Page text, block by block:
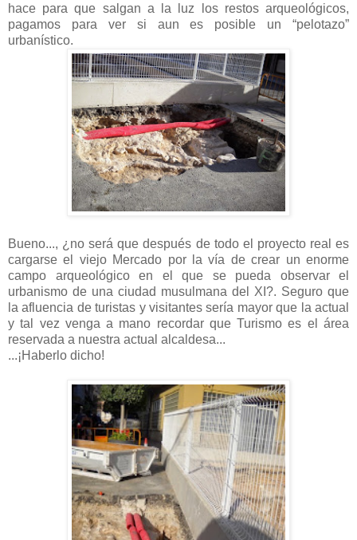
hace para que salgan a la luz los restos arqueológicos,
pagamos para ver si aun es posible un “pelotazo”
urbanístico.
Bueno..., ¿no será que después de todo el proyecto real es
cargarse el viejo Mercado por la vía de crear un enorme
campo arqueológico en el que se pueda observar el
urbanismo de una ciudad musulmana del XI?. Seguro que
la afluencia de turistas y visitantes sería mayor que la actual
y tal vez venga a mano recordar que Turismo es el área
reservada a nuestra actual alcaldesa...
...¡Haberlo dicho!